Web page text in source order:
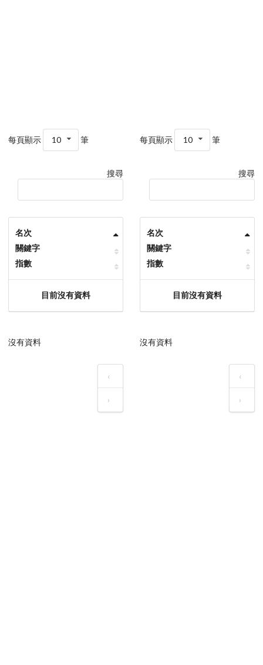
每頁顯示 10 筆
搜尋
名次
關鍵字
指數
目前沒有資料
沒有資料
‹
›
每頁顯示 10 筆
搜尋
名次
關鍵字
指數
目前沒有資料
沒有資料
‹
›